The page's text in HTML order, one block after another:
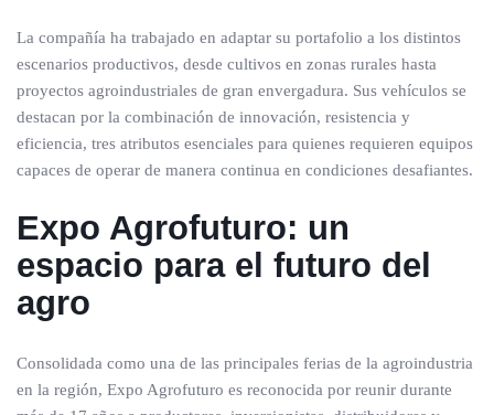
La compañía ha trabajado en adaptar su portafolio a los distintos
escenarios productivos, desde cultivos en zonas rurales hasta
proyectos agroindustriales de gran envergadura. Sus vehículos se
destacan por la combinación de innovación, resistencia y
eficiencia, tres atributos esenciales para quienes requieren equipos
capaces de operar de manera continua en condiciones desafiantes.
Expo Agrofuturo: un
espacio para el futuro del
agro
Consolidada como una de las principales ferias de la agroindustria
en la región, Expo Agrofuturo es reconocida por reunir durante